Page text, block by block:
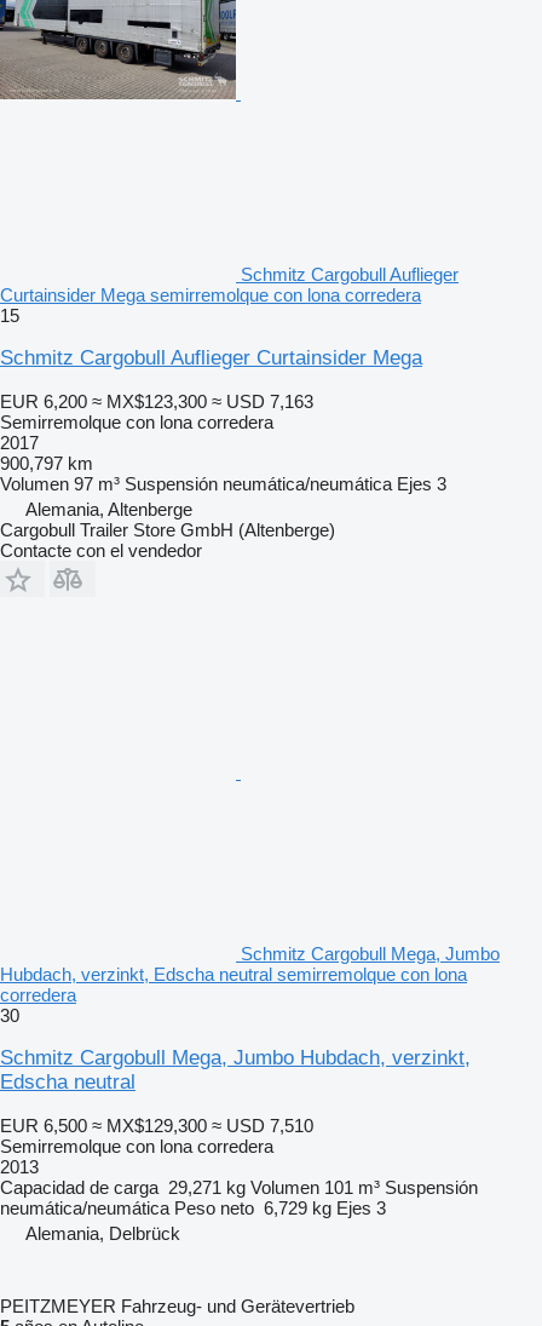
Schmitz Cargobull Auflieger
Curtainsider Mega semirremolque con lona corredera
15
Schmitz Cargobull Auflieger Curtainsider Mega
EUR 6,200 ≈ MX$123,300 ≈ USD 7,163
Semirremolque con lona corredera
2017
900,797 km
Volumen 97 m³ Suspensión neumática/neumática Ejes 3
Alemania, Altenberge
Cargobull Trailer Store GmbH (Altenberge)
Contacte con el vendedor
Schmitz Cargobull Mega, Jumbo
Hubdach, verzinkt, Edscha neutral semirremolque con lona
corredera
30
Schmitz Cargobull Mega, Jumbo Hubdach, verzinkt,
Edscha neutral
EUR 6,500 ≈ MX$129,300 ≈ USD 7,510
Semirremolque con lona corredera
2013
Capacidad de carga 29,271 kg Volumen 101 m³ Suspensión
neumática/neumática Peso neto 6,729 kg Ejes 3
Alemania, Delbrück
PEITZMEYER Fahrzeug- und Gerätevertrieb